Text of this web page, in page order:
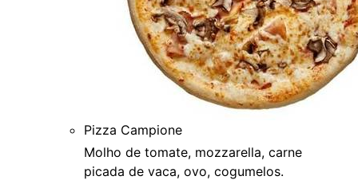
Pizza Campione
Molho de tomate, mozzarella, carne
picada de vaca, ovo, cogumelos.